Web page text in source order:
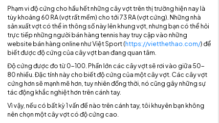
Phạm vi độ cứng cho hầu hết những cây vợt trên thị trường hiện nay là
tùy khoảng 60 RA (vợt rất mềm) cho tới 73 RA (vợt cứng). Những nhà
sản xuất vợt có thể in thông số này lên khung vợt, nhưng bạn có thể hỏi
trực tiếp những người bán hàng tennis hay truy cập vào những
website bán hàng online như Việt Sport (https://vietthethao.com/) để
biết được độ cứng của cây vợt ban đang quan tâm.
Độ cứng được đo từ 0-100. Phần lớn các cây vợt sẽ rơi vào giữa 50-
80 nhiều. Đặc tính này cho biết độ cứng của một cây vợt. Các cây vợt
cứng hơn sẽ mạnh mẽ hơn, tuy nhiên đồng thời, nó cũng gây những sự
tác động khắc nghiệt hơn trên cánh tay.
Vì vậy, nếu có bất kỳ 1 vấn đề nào trên cánh tay, tôi khuyên bạn không
nên chọn một cây vợt có độ cứng cao.